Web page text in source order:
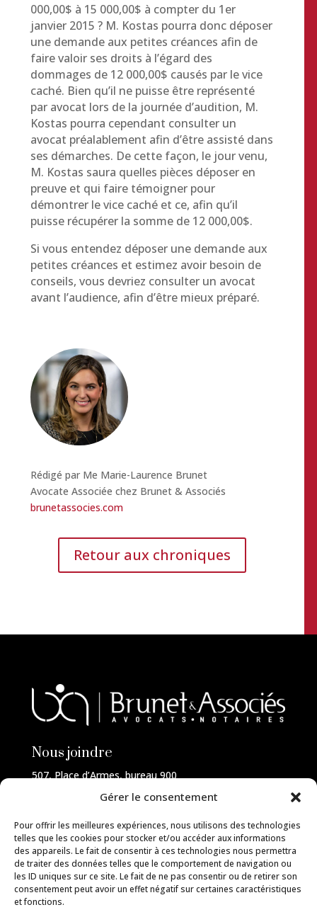
Gérer le consentement
Pour offrir les meilleures expériences, nous utilisons des technologies
telles que les cookies pour stocker et/ou accéder aux informations
des appareils. Le fait de consentir à ces technologies nous permettra
de traiter des données telles que le comportement de navigation ou
les ID uniques sur ce site. Le fait de ne pas consentir ou de retirer son
consentement peut avoir un effet négatif sur certaines caractéristiques
et fonctions.
000,00$ à 15 000,00$ à compter du 1er
janvier 2015 ? M. Kostas pourra donc déposer
une demande aux petites créances afin de
faire valoir ses droits à l’égard des
dommages de 12 000,00$ causés par le vice
caché. Bien qu’il ne puisse être représenté
par avocat lors de la journée d’audition, M.
Kostas pourra cependant consulter un
avocat préalablement afin d’être assisté dans
ses démarches. De cette façon, le jour venu,
M. Kostas saura quelles pièces déposer en
preuve et qui faire témoigner pour
démontrer le vice caché et ce, afin qu’il
puisse récupérer la somme de 12 000,00$.
Si vous entendez déposer une demande aux
petites créances et estimez avoir besoin de
conseils, vous devriez consulter un avocat
avant l’audience, afin d’être mieux préparé.
Rédigé par Me Marie-Laurence Brunet
Avocate Associée chez Brunet & Associés
brunetassocies.com
Retour aux chroniques
Nous joindre
507, Place d’Armes, bureau 900
Montréal (Québec)
514-FAMILLE
Services